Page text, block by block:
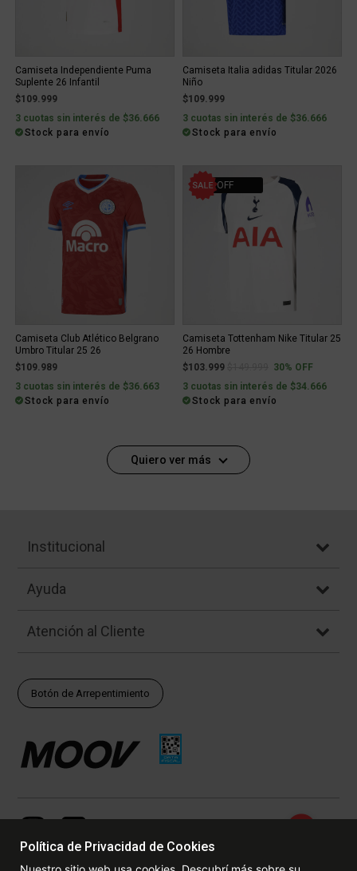
Camiseta Independiente Puma
Suplente 26 Infantil
$109.999
3 cuotas sin interés de $36.666
Stock para envío
Camiseta Italia adidas Titular 2026
Niño
$109.999
3 cuotas sin interés de $36.666
Stock para envío
Camiseta Club Atlético Belgrano
Umbro Titular 25 26
$109.989
3 cuotas sin interés de $36.663
Stock para envío
30% OFF
Camiseta Tottenham Nike Titular 25
26 Hombre
$103.999
Price reduced from
to30% OFF
3 cuotas sin interés de $34.666
Stock para envío
Quiero ver más
Institucional
Ayuda
Atención al Cliente
Botón de Arrepentimiento
Política de Privacidad de Cookies